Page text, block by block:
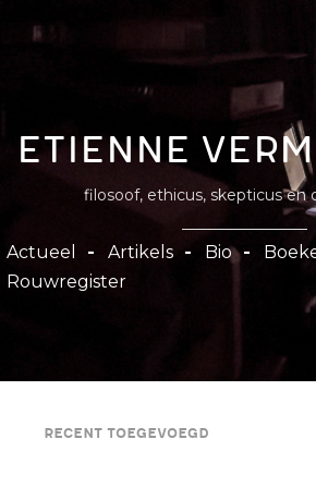
inhoud
gaan
Etienne
filosoof, ethicus, skepticus en
Hoofdnavigatie
Actueel Artikels Bio
Rouwregister
Recent toegevoegd